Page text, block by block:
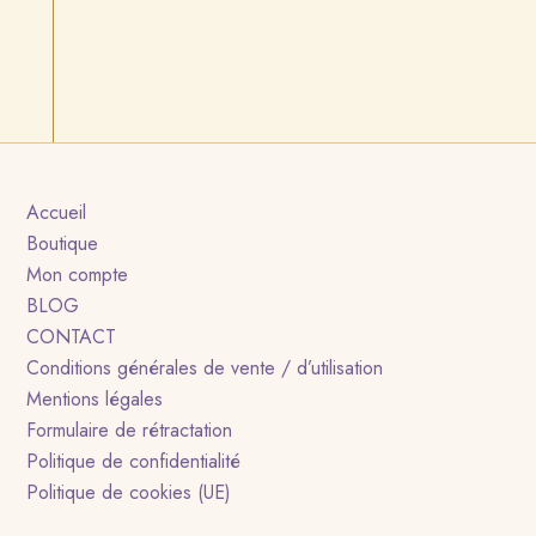
Accueil
Boutique
Mon compte
BLOG
CONTACT
Conditions générales de vente / d’utilisation
Mentions légales
Formulaire de rétractation
Politique de confidentialité
Politique de cookies (UE)